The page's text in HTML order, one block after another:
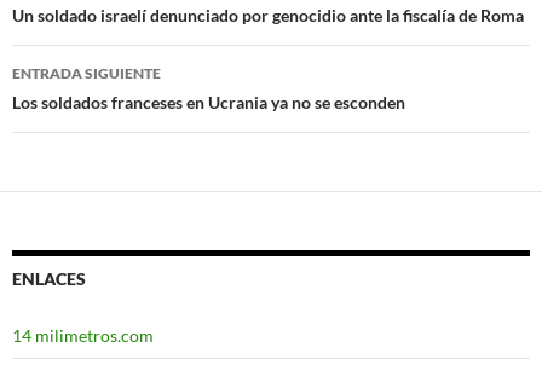
Navegación
de
entradas
Un soldado israelí denunciado por genocidio ante la fiscalía de Roma
ENTRADA SIGUIENTE
Los soldados franceses en Ucrania ya no se esconden
ENLACES
14 milimetros.com